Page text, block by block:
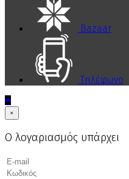
Bazaar
Τηλέφωνο
×
Ο λογαριασμός υπάρχει